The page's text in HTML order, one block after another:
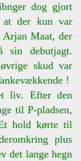
dog gjort
at der kun var
Arjan Maat, der
sin debutjagt.
skud var
!
liv. Efter den
til P-pladsen,
hold kørte til
plus
det lange hegn